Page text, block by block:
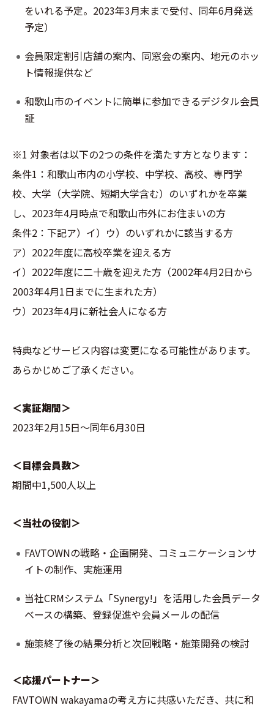
をいれる予定。2023年3月末まで受付、同年6月発送
予定）
会員限定割引店舗の案内、同窓会の案内、地元のホッ
ト情報提供など
和歌山市のイベントに簡単に参加できるデジタル会員
証
※1 対象者は以下の2つの条件を満たす方となります：
条件1：和歌山市内の小学校、中学校、高校、専門学
校、大学（大学院、短期大学含む）のいずれかを卒業
し、2023年4月時点で和歌山市外にお住まいの方
条件2：下記ア）イ）ウ）のいずれかに該当する方
ア）2022年度に高校卒業を迎える方
イ）2022年度に二十歳を迎えた方（2002年4月2日から
2003年4月1日までに生まれた方）
ウ）2023年4月に新社会人になる方
特典などサービス内容は変更になる可能性があります。
あらかじめご了承ください。
＜実証期間＞
2023年2月15日〜同年6月30日
＜目標会員数＞
期間中1,500人以上
＜当社の役割＞
FAVTOWNの戦略・企画開発、コミュニケーションサ
イトの制作、実施運用
当社CRMシステム「Synergy!」を活用した会員データ
ベースの構築、登録促進や会員メールの配信
施策終了後の結果分析と次回戦略・施策開発の検討
＜応援パートナー＞
FAVTOWN wakayamaの考え方に共感いただき、共に和